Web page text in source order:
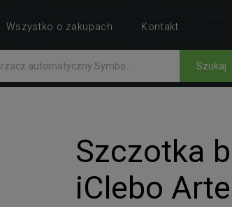
Szukaj
Szczotka
iClebo Arte
Wszystko o zakupach Kontakt